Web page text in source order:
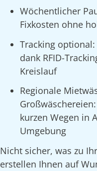
Wöchentlicher
Fixkosten ohne
Tracking
dank RFID-
Kreislauf
Regionale
kurzen Wegen in
Umgebung
Nicht sicher, was zu
erstellen Ihnen auf